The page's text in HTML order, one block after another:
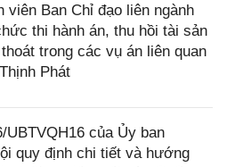
viên Ban Chỉ đạo liên ngành
thi hành án, thu hồi tài sản
trong các vụ án liên quan
Phát
UBTVQH16 của Ủy ban
quy định chi tiết và hướng